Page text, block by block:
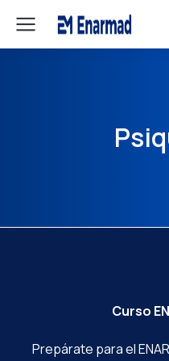
Curso
Prepárate para el